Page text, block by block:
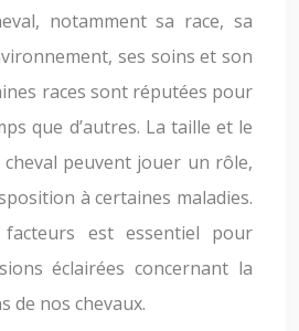
notamment sa race, sa
ses soins et son
races sont réputées pour
que d’autres. La taille et le
cheval peuvent jouer un rôle,
à certaines maladies.
facteurs est essentiel pour
éclairées concernant la
de nos chevaux.